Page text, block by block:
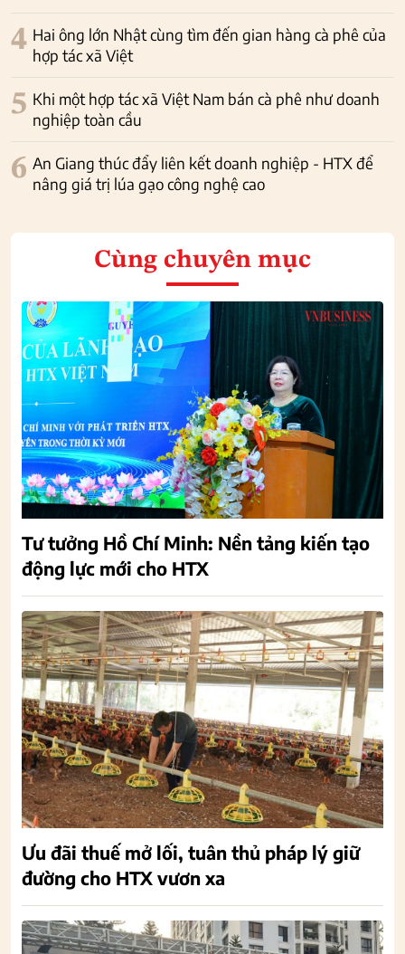
4 Hai ông lớn Nhật cùng tìm đến gian hàng cà phê của
hợp tác xã Việt
5 Khi một hợp tác xã Việt Nam bán cà phê như doanh
nghiệp toàn cầu
6 An Giang thúc đẩy liên kết doanh nghiệp - HTX để
nâng giá trị lúa gạo công nghệ cao
Cùng chuyên mục
Tư tưởng Hồ Chí Minh: Nền tảng kiến tạo
động lực mới cho HTX
Ưu đãi thuế mở lối, tuân thủ pháp lý giữ
đường cho HTX vươn xa